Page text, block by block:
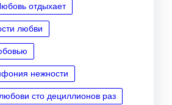
отдыхает
любви
нежности
сто дециллионов раз